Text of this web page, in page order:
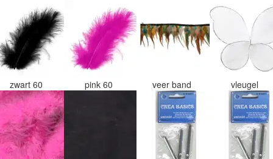
zwart 60 pink 60 veer band vleugel